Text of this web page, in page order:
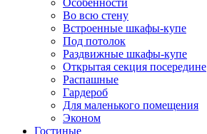
Особенности
Во всю стену
Встроенные шкафы-купе
Под потолок
Раздвижные шкафы-купе
Открытая секция посередине
Распашные
Гардероб
Для маленького помещения
Эконом
Гостиные